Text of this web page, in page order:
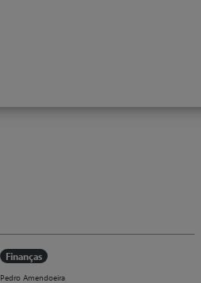
Finanças
Pedro Amendoeira